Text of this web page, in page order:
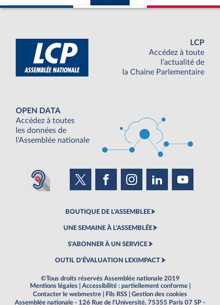
LCP
Accédez à toute
l'actualité de
la Chaine Parlementaire
OPEN DATA
Accédez à toutes
les données de
l'Assemblée nationale
BOUTIQUE DE L'ASSEMBLEE
UNE SEMAINE À L'ASSEMBLÉE
S'ABONNER À UN SERVICE
OUTIL D'ÉVALUATION LEXIMPACT
©Tous droits réservés Assemblée nationale 2019
Mentions légales
Accessibilité : partiellement conforme
Contacter le webmestre
Fils RSS
Gestion des cookies
Assemblée nationale - 126 Rue de l'Université, 75355 Paris 07 SP -